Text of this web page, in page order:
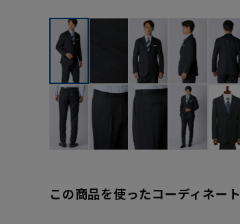
この商品を使ったコーディネート